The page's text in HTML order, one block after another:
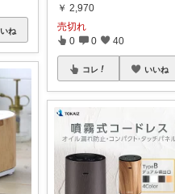
ね
￥ 2,970
売切れ
0 0 40
コレ いいね